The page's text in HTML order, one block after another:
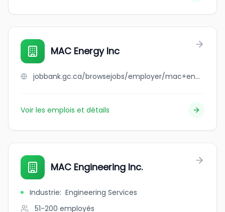
MAC Energy Inc
jobbank.gc.ca/browsejobs/employer/mac+energy+inc/ca
Voir les emplois et détails
MAC Engineering Inc.
Industrie: Engineering Services
51-200 employés